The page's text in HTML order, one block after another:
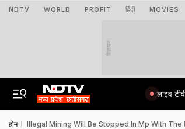
NDTV WORLD PROFIT हिंदी MOVIES
विज्ञापन
लाइव
होम Illegal Mining Will Be Stopped In Mp With The